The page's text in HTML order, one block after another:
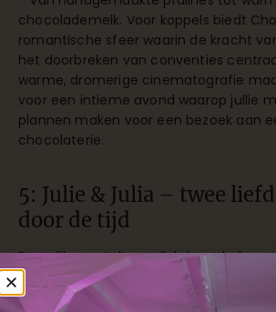
chocolademelk. Voor koppels biedt
romantische sfeer waarin de kracht
het doorbreken van conventies
warme, dromerige cinematografie
voor een intieme avond waarop jullie
plannen maken voor een bezoek aan
chocolaterie.
5: Julie & Julia – twee
door de tijd
Deze film vertelt parallel de verhalen
Julie Powell, twee vrouwen die hun
gebruiken om hun leven vorm te